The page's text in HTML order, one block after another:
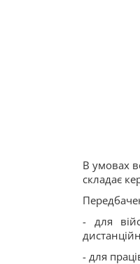
В умовах
складає
- для
- для